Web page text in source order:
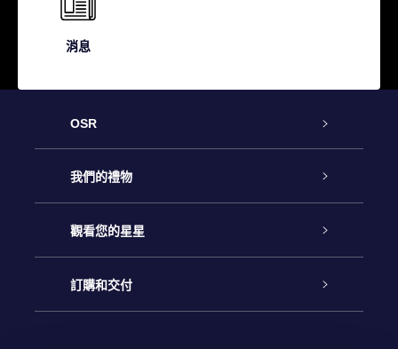
消息
OSR
客戶服務
聯繫我們
博客
我們的禮物
Online Star禮物
OSR禮物包
觀看您的星星
星星注册
訂購和交付